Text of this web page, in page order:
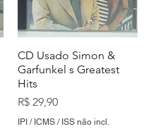
CD Usado Simon &
Garfunkel s Greatest
Hits
Preço
R$ 29,90
IPI / ICMS / ISS não incl.